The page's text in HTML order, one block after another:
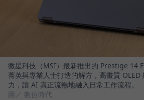
微星科技（MSI）最新推出的 Prestige 14
菁英與專業人士打造的解方，高畫質
力，讓 AI 真正流暢地融入日常工作流程。
圖／ 數位時代